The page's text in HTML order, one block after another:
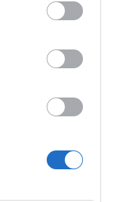
PDF (Lazarus)
PNȚCD
PNCR (Terheș)
Partidul
FAR (Coarnă)
România pe
Altul